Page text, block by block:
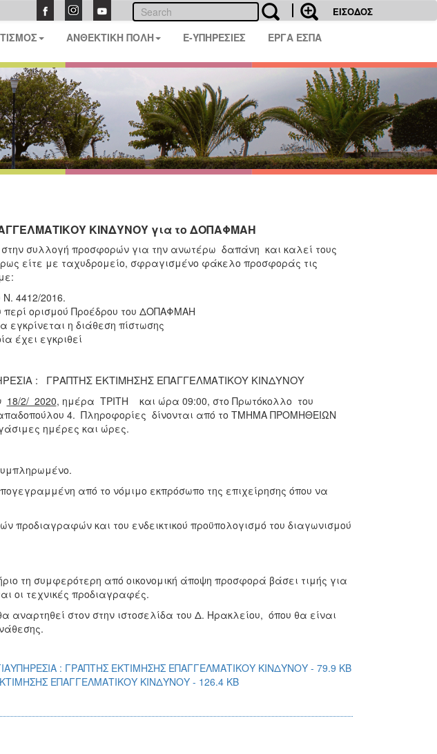
ΕΙΣΟΔΟΣ
ΑΝΘΕΚΤΙΚΗ ΠΟΛΗ E-ΥΠΗΡΕΣΙΕΣ ΕΡΓΑ ΕΣΠΑ
ΚΙΝΔΥΝΟΥ για το ΔΟΠΑΦΜΑΗ
συλλογή προσφορών για την ανωτέρω δαπάνη και καλεί τους
είτε με ταχυδρομείο, σφραγισμένο φάκελο προσφοράς τις
Ν. 4412/2016.
ορισμού Προέδρου του ΔΟΠΑΦΜΑΗ
η διάθεση πίστωσης
έχει εγκριθεί
: ΓΡΑΠΤΗΣ ΕΚΤΙΜΗΣΗΣ ΕΠΑΓΓΕΛΜΑΤΙΚΟΥ ΚΙΝΔΥΝΟΥ
18/2/ 2020, ημέρα ΤΡΙΤΗ και ώρα 09:00, στο Πρωτόκολλο του
4. Πληροφορίες δίνονται από το ΤΜΗΜΑ ΠΡΟΜΗΘΕΙΩΝ
ημέρες και ώρες.
από το νόμιμο εκπρόσωπο της επιχείρησης όπου να
προδιαγραφών και του ενδεικτικού προϋπολογισμό του διαγωνισμού
τη συμφερότερη από οικονομική άποψη προσφορά βάσει τιμής για
οι τεχνικές προδιαγραφές.
αναρτηθεί στον στην ιστοσελίδα του Δ. Ηρακλείου, όπου θα είναι
: ΓΡΑΠΤΗΣ ΕΚΤΙΜΗΣΗΣ ΕΠΑΓΓΕΛΜΑΤΙΚΟΥ ΚΙΝΔΥΝΟΥ - 79.9 KB
ΕΠΑΓΓΕΛΜΑΤΙΚΟΥ ΚΙΝΔΥΝΟΥ - 126.4 KB